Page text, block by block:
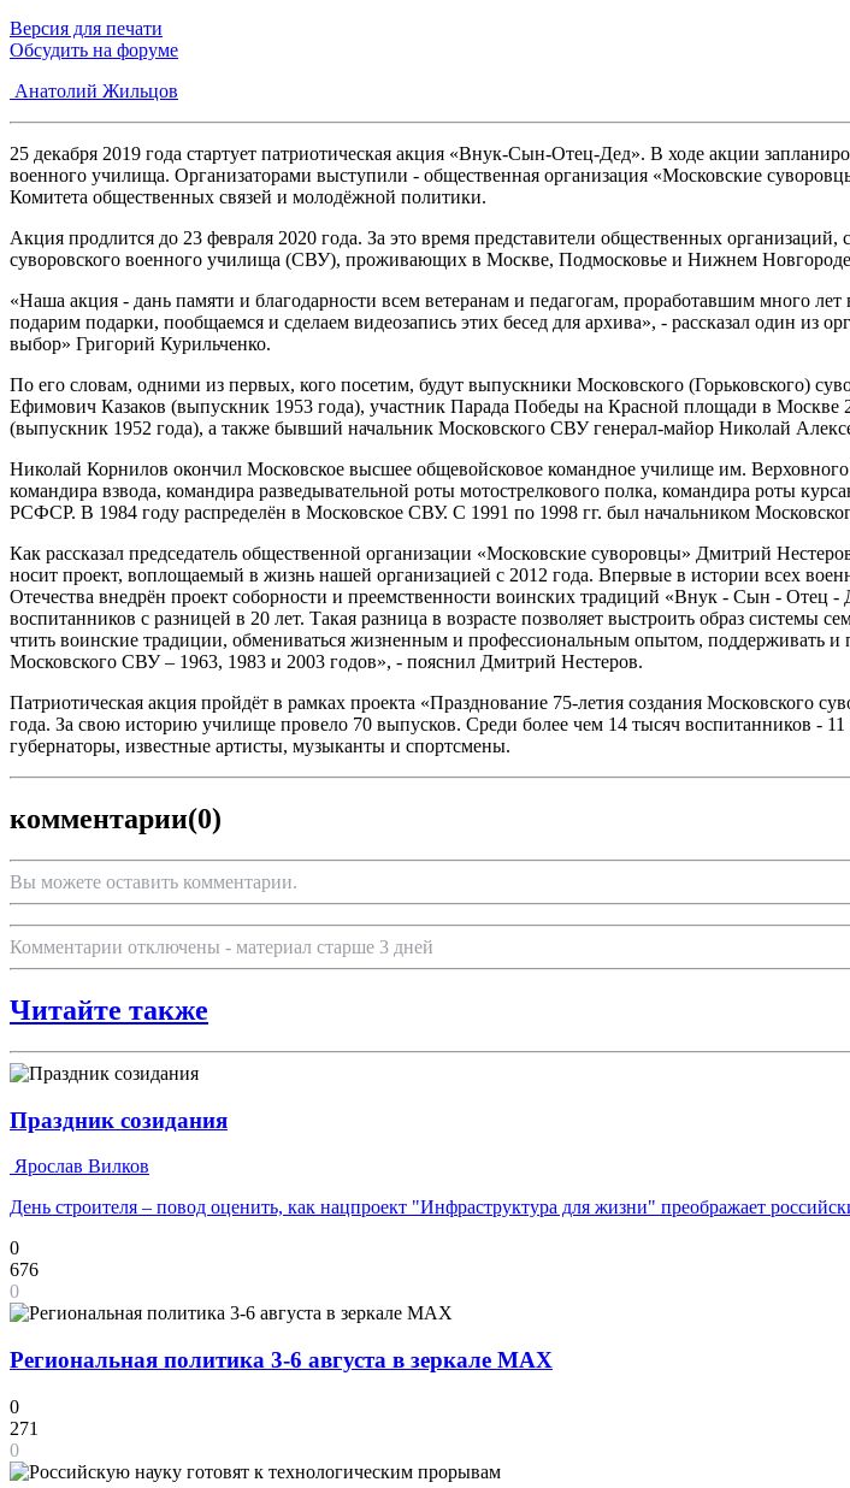
Версия для печати
Обсудить на форуме
Анатолий Жильцов
25 декабря 2019 года стартует патриотическая акция «Внук-Сын-Отец-Дед». В ходе акции
военного училища. Организаторами выступили - общественная организация «Московские
Комитета общественных связей и молодёжной политики.
Акция продлится до 23 февраля 2020 года. За это время представители общественных
суворовского военного училища (СВУ), проживающих в Москве, Подмосковье и Нижнем
«Наша акция - дань памяти и благодарности всем ветеранам и педагогам, проработавшим много
подарим подарки, пообщаемся и сделаем видеозапись этих бесед для архива», - рассказал один из
выбор» Григорий Курильченко.
По его словам, одними из первых, кого посетим, будут выпускники Московского (Горьковского)
Ефимович Казаков (выпускник 1953 года), участник Парада Победы на Красной площади в Москве
(выпускник 1952 года), а также бывший начальник Московского СВУ генерал-майор Николай
Николай Корнилов окончил Московское высшее общевойсковое командное училище им.
командира взвода, командира разведывательной роты мотострелкового полка, командира роты
РСФСР. В 1984 году распределён в Московское СВУ. С 1991 по 1998 гг. был начальником
Как рассказал председатель общественной организации «Московские суворовцы» Дмитрий
носит проект, воплощаемый в жизнь нашей организацией с 2012 года. Впервые в истории всех
Отечества внедрён проект соборности и преемственности воинских традиций «Внук - Сын -
воспитанников с разницей в 20 лет. Такая разница в возрасте позволяет выстроить образ
чтить воинские традиции, обмениваться жизненным и профессиональным опытом, поддерживать
Московского СВУ – 1963, 1983 и 2003 годов», - пояснил Дмитрий Нестеров.
Патриотическая акция пройдёт в рамках проекта «Празднование 75-летия создания Московского
года. За свою историю училище провело 70 выпусков. Среди более чем 14 тысяч воспитанников -
губернаторы, известные артисты, музыканты и спортсмены.
комментарии(0)
Вы можете оставить комментарии.
Комментарии отключены - материал старше 3 дней
Читайте также
Праздник созидания
Ярослав Вилков
День строителя – повод оценить, как нацпроект "Инфраструктура для жизни" преображает
0
676
0
Региональная политика 3-6 августа в зеркале MAX
0
271
0